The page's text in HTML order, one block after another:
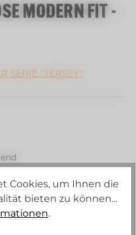
MODERN FIT -
SERIE "JERSEY"
Cookies, um Ihnen die
bieten zu können...
.